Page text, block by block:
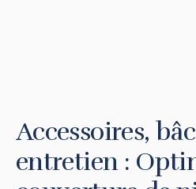
Accessoires,
entretien :